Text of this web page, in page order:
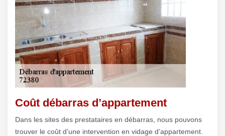
Coût débarras d’appartement
Dans les sites des prestataires en débarras, nous pouvons
trouver le coût d’une intervention en vidage d’appartement.